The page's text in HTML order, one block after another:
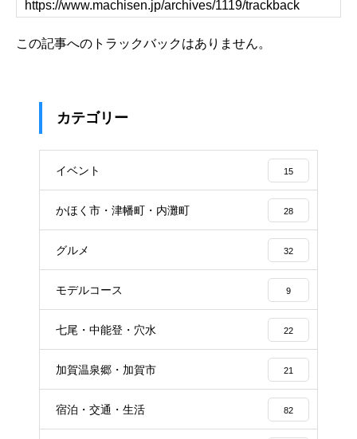
この記事へのトラックバックはありません。
カテゴリー
イベント 15
かほく市・津幡町・内灘町 28
グルメ 32
モデルコース 9
七尾・中能登・穴水 22
加賀温泉郷・加賀市 21
宿泊・交通・生活 82